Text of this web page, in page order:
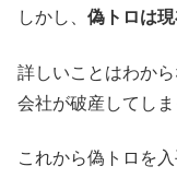
しかし、 偽トロは
詳しいことはわか
会社が破産してしま
これから偽トロを